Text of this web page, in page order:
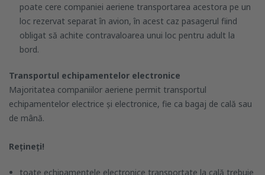
poate cere companiei aeriene transportarea acestora pe un
loc rezervat separat în avion, în acest caz pasagerul fiind
obligat să achite contravaloarea unui loc pentru adult la
bord.
Transportul echipamentelor electronice
Majoritatea companiilor aeriene permit transportul
echipamentelor electrice și electronice, fie ca bagaj de cală sau
de mână.
Rețineți!
toate echipamentele electronice transportate la cală trebuie